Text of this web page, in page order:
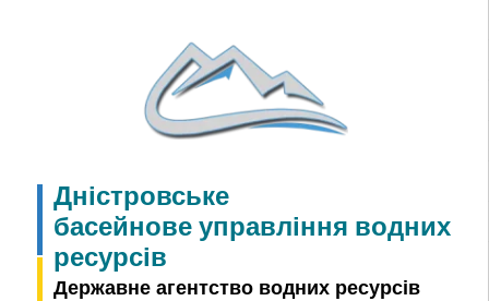
Дністровське
басейнове управління водних
ресурсів
Державне агентство водних ресурсів